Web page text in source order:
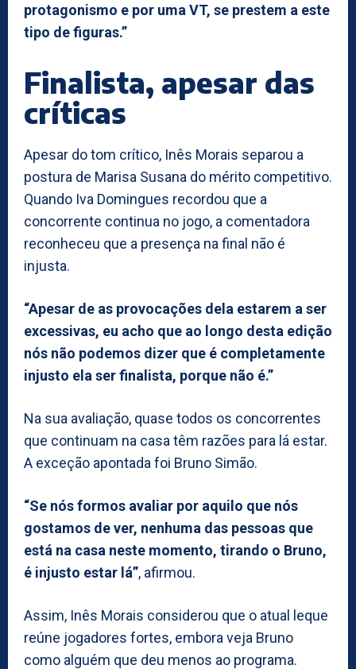
protagonismo e por uma VT, se prestem a este
tipo de figuras.”
Finalista, apesar das
críticas
Apesar do tom crítico, Inês Morais separou a
postura de Marisa Susana do mérito competitivo.
Quando Iva Domingues recordou que a
concorrente continua no jogo, a comentadora
reconheceu que a presença na final não é
injusta.
“Apesar de as provocações dela estarem a ser
excessivas, eu acho que ao longo desta edição
nós não podemos dizer que é completamente
injusto ela ser finalista, porque não é.”
Na sua avaliação, quase todos os concorrentes
que continuam na casa têm razões para lá estar.
A exceção apontada foi Bruno Simão.
“Se nós formos avaliar por aquilo que nós
gostamos de ver, nenhuma das pessoas que
está na casa neste momento, tirando o Bruno,
é injusto estar lá”, afirmou.
Assim, Inês Morais considerou que o atual leque
reúne jogadores fortes, embora veja Bruno
como alguém que deu menos ao programa.